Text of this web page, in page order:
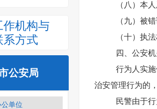
作机构与
系方式
公安局
公单位
（八）本
（九）被
（十）执
四、公安
行为人实
治安管理行为的
民警由于